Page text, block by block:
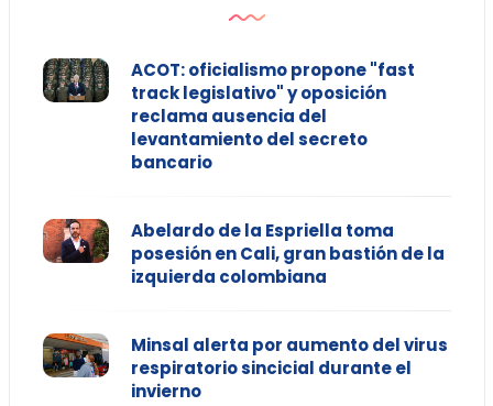
ACOT: oficialismo propone "fast
track legislativo" y oposición
reclama ausencia del
levantamiento del secreto
bancario
Abelardo de la Espriella toma
posesión en Cali, gran bastión de la
izquierda colombiana
Minsal alerta por aumento del virus
respiratorio sincicial durante el
invierno